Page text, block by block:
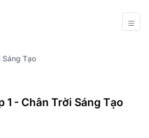
Sáng Tạo
1 - Chân Trời Sáng Tạo